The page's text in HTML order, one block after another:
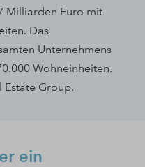
Milliarden Euro mit
Das
Unternehmens
Wohneinheiten.
Estate Group.
ein